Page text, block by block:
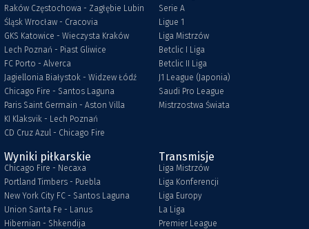
Raków Częstochowa - Zagłębie Lubin
Śląsk Wrocław - Cracovia
GKS Katowice - Wieczysta Kraków
Lech Poznań - Piast Gliwice
FC Porto - Alverca
Jagiellonia Białystok - Widzew Łódź
Chicago Fire - Santos Laguna
Paris Saint Germain - Aston Villa
KI Klaksvik - Lech Poznań
CD Cruz Azul - Chicago Fire
Serie A
Ligue 1
Liga Mistrzów
Betclic I Liga
Betclic II Liga
J1 League (Japonia)
Saudi Pro League
Mistrzostwa Świata
Wyniki piłkarskie
Chicago Fire - Necaxa
Portland Timbers - Puebla
New York City FC - Santos Laguna
Union Santa Fe - Lanus
Hibernian - Shkendija
Transmisje
Liga Mistrzów
Liga Konferencji
Liga Europy
La Liga
Premier League